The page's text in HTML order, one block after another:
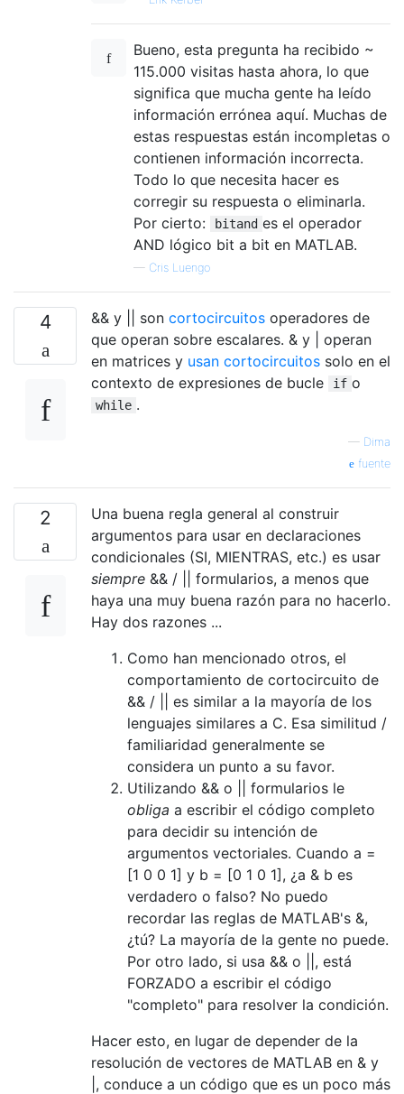
Bueno, esta pregunta ha recibido ~
115.000 visitas hasta ahora, lo que
significa que mucha gente ha leído
información errónea aquí. Muchas de
estas respuestas están incompletas o
contienen información incorrecta.
Todo lo que necesita hacer es
corregir su respuesta o eliminarla.
Por cierto:
bitand es el operador
AND lógico bit a bit en MATLAB.
— Cris Luengo
4 && y || son cortocircuitos operadores de
que operan sobre escalares. & y | operan
en matrices y usan cortocircuitos solo en el
contexto de expresiones de bucle
if o
while .
— Dima
fuente
2
Una buena regla general al construir
argumentos para usar en declaraciones
condicionales (SI, MIENTRAS, etc.) es usar
siempre && / || formularios, a menos que
haya una muy buena razón para no hacerlo.
Hay dos razones ...
Como han mencionado otros, el
comportamiento de cortocircuito de
&& / || es similar a la mayoría de los
lenguajes similares a C. Esa similitud /
familiaridad generalmente se
considera un punto a su favor.
Utilizando && o || formularios le
obliga a escribir el código completo
para decidir su intención de
argumentos vectoriales. Cuando a =
[1 0 0 1] y b = [0 1 0 1], ¿a & b es
verdadero o falso? No puedo
recordar las reglas de MATLAB's &,
¿tú? La mayoría de la gente no puede.
Por otro lado, si usa && o ||, está
FORZADO a escribir el código
"completo" para resolver la condición.
Hacer esto, en lugar de depender de la
resolución de vectores de MATLAB en & y
|, conduce a un código que es un poco más